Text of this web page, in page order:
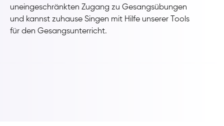
uneingeschränkten Zugang zu Gesangsübungen
und kannst zuhause Singen mit Hilfe unserer Tools
für den Gesangsunterricht.